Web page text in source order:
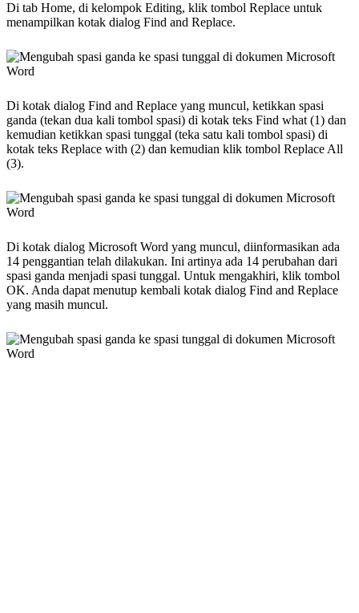
Di tab Home, di kelompok Editing, klik tombol Replace untuk
menampilkan kotak dialog Find and Replace.
Di kotak dialog Find and Replace yang muncul, ketikkan spasi
ganda (tekan dua kali tombol spasi) di kotak teks Find what (1) dan
kemudian ketikkan spasi tunggal (teka satu kali tombol spasi) di
kotak teks Replace with (2) dan kemudian klik tombol Replace All
(3).
Di kotak dialog Microsoft Word yang muncul, diinformasikan ada
14 penggantian telah dilakukan. Ini artinya ada 14 perubahan dari
spasi ganda menjadi spasi tunggal. Untuk mengakhiri, klik tombol
OK. Anda dapat menutup kembali kotak dialog Find and Replace
yang masih muncul.